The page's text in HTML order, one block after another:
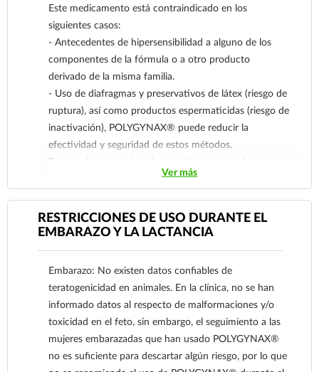
Este medicamento está contraindicado en los
siguientes casos:
- Antecedentes de hipersensibilidad a alguno de los
componentes de la fórmula o a otro producto
derivado de la misma familia.
- Uso de diafragmas y preservativos de látex (riesgo de
ruptura), así como productos espermaticidas (riesgo de
inactivación), POLYGYNAX® puede reducir la
efectividad y seguridad de estos métodos.
Reporte las sospechas de reacción adversa al correo:
farmacovigilancia@cofepris.gob.mx
Ver más
RESTRICCIONES DE USO DURANTE EL
EMBARAZO Y LA LACTANCIA
Embarazo: No existen datos confiables de
teratogenicidad en animales. En la clínica, no se han
informado datos al respecto de malformaciones y/o
toxicidad en el feto, sin embargo, el seguimiento a las
mujeres embarazadas que han usado POLYGYNAX®
no es suficiente para descartar algún riesgo, por lo que